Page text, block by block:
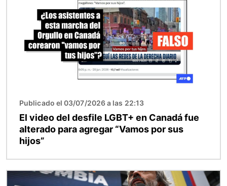
Publicado el 03/07/2026 a las 22:13
El video del desfile LGBT+ en Canadá fue
alterado para agregar “Vamos por sus
hijos”
Imagen